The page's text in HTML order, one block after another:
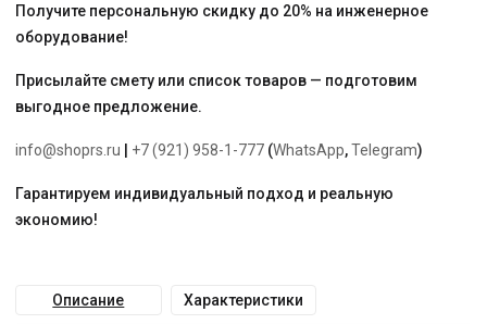
Получите персональную скидку до 20% на инженерное
оборудование!
Присылайте смету или список товаров — подготовим
выгодное предложение.
info@shoprs.ru +7 (921) 958-1-777 (WhatsApp,Telegram)
Гарантируем индивидуальный подход и реальную
экономию!
Описание Характеристики